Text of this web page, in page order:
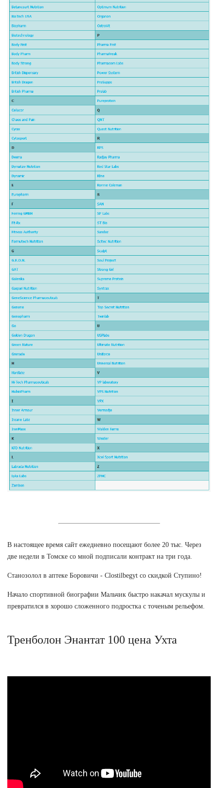
В настоящее время сайт ежедневно посещают более 20 тыс. Через
две недели в Томске со мной подписали контракт на три года.
Станозолол в аптеке Боровичи - Clostilbegyt со скидкой Ступино!
Начало спортивной биографии Мальчик быстро накачал мускулы и
превратился в хорошо сложенного подростка с точеным рельефом.
Тренболон Энантат 100 цена Ухта